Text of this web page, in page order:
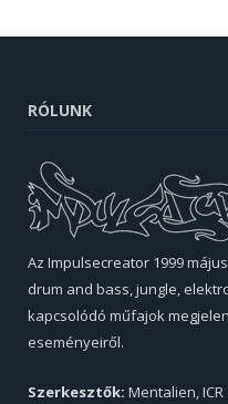
RÓLUNK
Az Impulsecreator 1999
drum and bass, jungle,
kapcsolódó műfajok
eseményeiről.
Szerkesztők: Mentalien, ICR